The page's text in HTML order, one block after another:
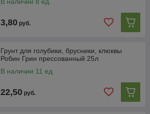
3,80 руб.
Грунт для голубики, брусники, клюквы
Робин Грин прессованный 25л
В наличии 11 ед.
22,50 руб.